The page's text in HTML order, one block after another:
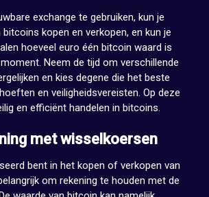
exchange te gebruiken, kun je
kopen en verkopen, en kun je
hoeveel euro één bitcoin waard is
Neem de tijd om verschillende
en kies degene die het beste
en veiligheidsvereisten. Op deze
en efficiënt handelen in bitcoins.
met wisselkoersen
bent in het kopen of verkopen van
om rekening te houden met de